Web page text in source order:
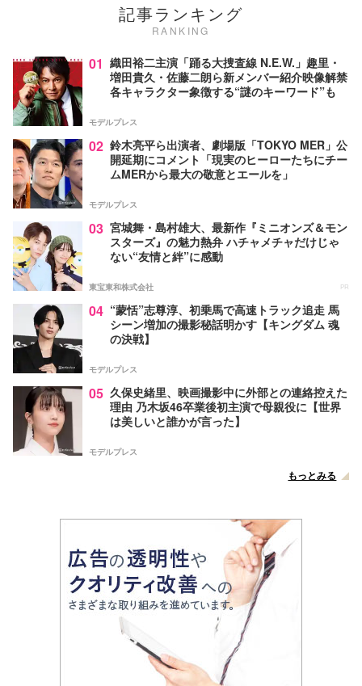
記事ランキング
RANKING
01 織田裕二主演「踊る大捜査線 N.E.W.」趣里・
増田貴久・佐藤二朗ら新メンバー紹介映像解禁
各キャラクター象徴する“謎のキーワード”も
モデルプレス
02 鈴木亮平ら出演者、劇場版「TOKYO MER」公
開延期にコメント「現実のヒーローたちにチー
ムMERから最大の敬意とエールを」
モデルプレス
03 宮城舞・島村雄大、最新作『ミニオンズ＆モン
スターズ』の魅力熱弁 ハチャメチャだけじゃ
ない“友情と絆”に感動
東宝東和株式会社 PR
04 “蒙恬”志尊淳、初乗馬で高速トラック追走 馬
シーン増加の撮影秘話明かす【キングダム 魂
の決戦】
モデルプレス
05 久保史緒里、映画撮影中に外部との連絡控えた
理由 乃木坂46卒業後初主演で母親役に【世界
は美しいと誰かが言った】
モデルプレス
もっとみる